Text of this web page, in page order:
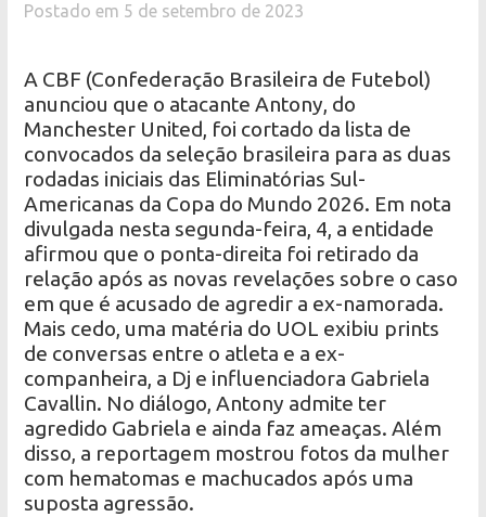
Postado em 5 de setembro de 2023
A CBF (Confederação Brasileira de Futebol)
anunciou que o atacante Antony, do
Manchester United, foi cortado da lista de
convocados da seleção brasileira para as duas
rodadas iniciais das Eliminatórias Sul-
Americanas da Copa do Mundo 2026. Em nota
divulgada nesta segunda-feira, 4, a entidade
afirmou que o ponta-direita foi retirado da
relação após as novas revelações sobre o caso
em que é acusado de agredir a ex-namorada.
Mais cedo, uma matéria do UOL exibiu prints
de conversas entre o atleta e a ex-
companheira, a Dj e influenciadora Gabriela
Cavallin. No diálogo, Antony admite ter
agredido Gabriela e ainda faz ameaças. Além
disso, a reportagem mostrou fotos da mulher
com hematomas e machucados após uma
suposta agressão.